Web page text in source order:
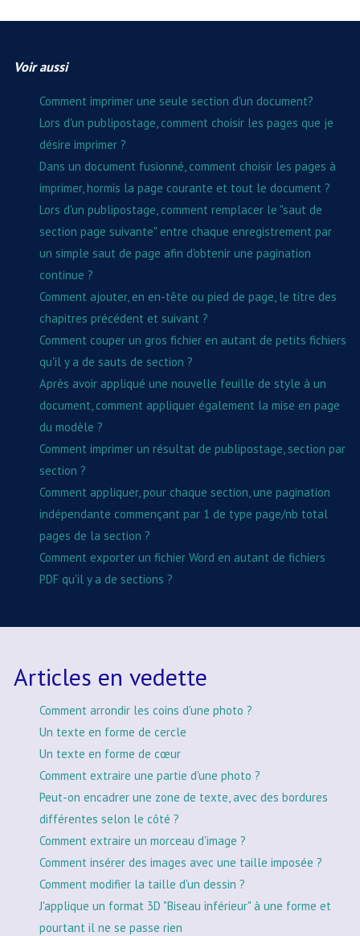
Voir aussi
Comment imprimer une seule section d'un document?
Lors d'un publipostage, comment choisir les pages que je
désire imprimer ?
Dans un document fusionné, comment choisir les pages à
imprimer, hormis la page courante et tout le document ?
Lors d'un publipostage, comment remplacer le "saut de
section page suivante" entre chaque enregistrement par
un simple saut de page afin d'obtenir une pagination
continue ?
Comment ajouter, en en-tête ou pied de page, le titre des
chapitres précédent et suivant ?
Comment couper un gros fichier en autant de petits fichiers
qu'il y a de sauts de section ?
Après avoir appliqué une nouvelle feuille de style à un
document, comment appliquer également la mise en page
du modèle ?
Comment imprimer un résultat de publipostage, section par
section ?
Comment appliquer, pour chaque section, une pagination
indépendante commençant par 1 de type page/nb total
pages de la section ?
Comment exporter un fichier Word en autant de fichiers
PDF qu'il y a de sections ?
Articles en vedette
Comment arrondir les coins d'une photo ?
Un texte en forme de cercle
Un texte en forme de cœur
Comment extraire une partie d'une photo ?
Peut-on encadrer une zone de texte, avec des bordures
différentes selon le côté ?
Comment extraire un morceau d'image ?
Comment insérer des images avec une taille imposée ?
Comment modifier la taille d'un dessin ?
J'applique un format 3D "Biseau inférieur" à une forme et
pourtant il ne se passe rien